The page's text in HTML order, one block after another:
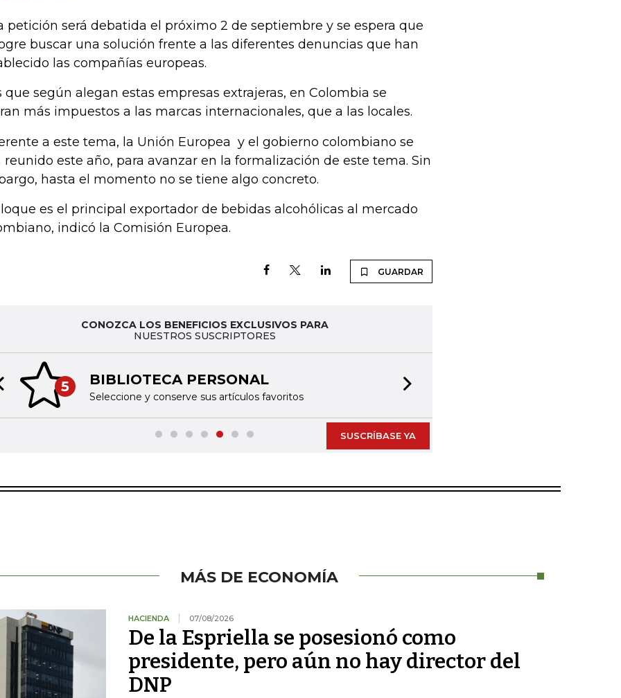
petición será debatida el próximo 2 de septiembre y se espera que
buscar una solución frente a las diferentes denuncias que han
las compañías europeas.
que según alegan estas empresas extrajeras, en Colombia se
más impuestos a las marcas internacionales, que a las locales.
a este tema, la Unión Europea y el gobierno colombiano se
reunido este año, para avanzar en la formalización de este tema. Sin
hasta el momento no se tiene algo concreto.
es el principal exportador de bebidas alcohólicas al mercado
indicó la Comisión Europea.
GUARDAR
CONOZCA LOS BENEFICIOS EXCLUSIVOS PARA
NUESTROS SUSCRIPTORES
5 BIBLIOTECA PERSONAL
Seleccione y conserve sus artículos favoritos
slide
SUSCRÍBASE YA
MÁS DE ECONOMÍA
HACIENDA 07/08/2026
De la Espriella se posesionó como
presidente, pero aún no hay director del
DNP